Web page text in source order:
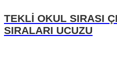
TEKLİ OKUL SIRASI
SIRALARI UCUZU